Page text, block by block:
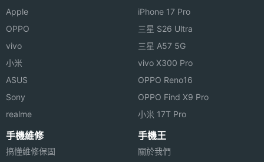
Apple
OPPO
vivo
小米
ASUS
Sony
realme
iPhone 17 Pro
三星 S26 Ultra
三星 A57 5G
vivo X300 Pro
OPPO Reno16
OPPO Find X9 Pro
小米 17T Pro
手機維修
搞懂維修保固
手機王
關於我們